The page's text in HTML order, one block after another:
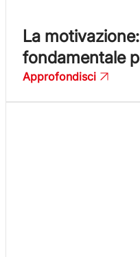
La
fondamentale
Approfondisci